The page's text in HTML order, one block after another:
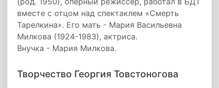
вместе с отцом над спектаклем «Смерть
Тарелкина». Его мать - Мария Васильевна
Милкова (1924-1983), актриса.
Внучка - Мария Милкова.
Творчество Георгия Товстоногова